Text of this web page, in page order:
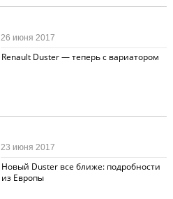
Renault Duster — теперь с вариатором
26 июня 2017
Новый Duster все ближе: подробности
из Европы
23 июня 2017